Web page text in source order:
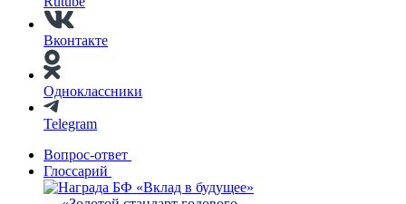
Вконтакте
Одноклассники
Telegram
Вопрос-ответ
Глоссарий